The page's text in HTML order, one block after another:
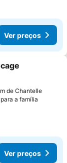
Ver preços
de Chantelle
a família
Ver preços